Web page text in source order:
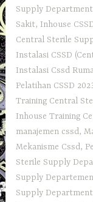
Supply Department
Sakit, Inhouse
Central Sterile
Instalasi CSSD
Instalasi Cssd
Pelatihan CSSD
Training Central
Inhouse Training
manajemen cssd,
Mekanisme Cssd,
Sterile Supply
Supply
Supply Department